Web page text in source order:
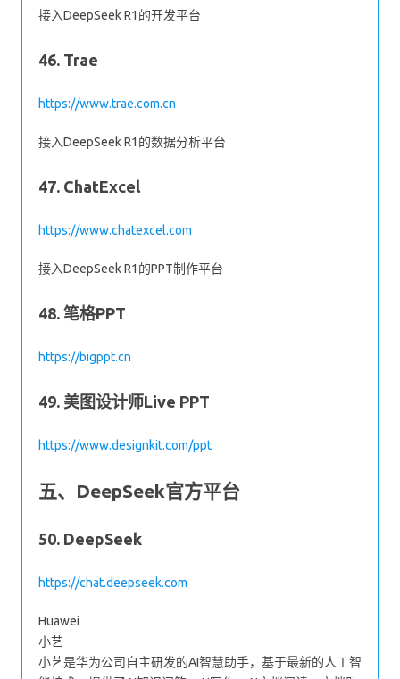
接入DeepSeek R1的开发平台
46. Trae
https://www.trae.com.cn
接入DeepSeek R1的数据分析平台
47. ChatExcel
https://www.chatexcel.com
接入DeepSeek R1的PPT制作平台
48. 笔格PPT
https://bigppt.cn
49. 美图设计师Live PPT
https://www.designkit.com/ppt
五、DeepSeek官方平台
50. DeepSeek
https://chat.deepseek.com
Huawei
小艺
小艺是华为公司自主研发的AI智慧助手，基于最新的人工智